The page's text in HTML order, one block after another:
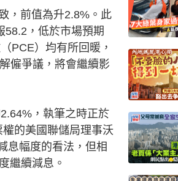
，前值為升2.8%。此
58.2，低於市場預期
PCE）均有所回暖，
僱爭議，將會繼續影
，執筆之時正於
的美國聯儲局理事沃
息幅度的看法，但相
繼續減息。